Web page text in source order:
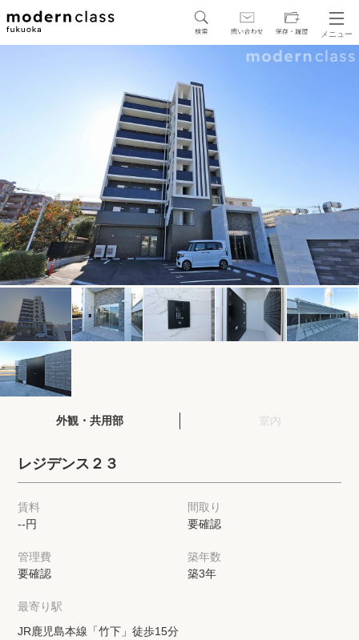
メニュー
地図から探す
区から探す
人気エリアから探す
アクセスランキング
保存した物件
閲覧履歴
保存した検索条件
店舗・スタッフ紹介
希望条件を伝えてプロに探してもらう
来店予約
各種お問い合わせ
外観・共用部 室内
レジデンス２３
賃料
--円
間取り
要確認
管理費
要確認
築年数
築3年
最寄り駅
JR鹿児島本線「竹下」徒歩15分